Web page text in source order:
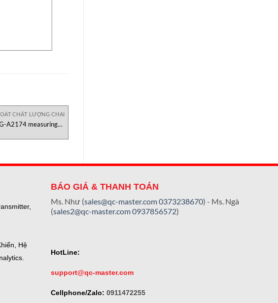
CHẤT LƯỢNG CHAI
A2174 measuring
Hệ
BÁO GIÁ & THANH TOÁN
Ms. Như (sales@qc-master.com0373238670) - Ms. Ngà
(sales2@qc-master.com0937856572)
HotLine:
support@qc-master.com
Cellphone/Zalo: 0911472255